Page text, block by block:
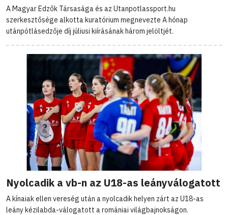
A Magyar Edzők Társasága és az Utanpotlassport.hu
szerkesztősége alkotta kuratórium megnevezte A hónap
utánpótlásedzője díj júliusi kiírásának három jelöltjét.
Nyolcadik a vb-n az U18-as leányválogatott
A kínaiak ellen vereség után a nyolcadik helyen zárt az U18-as
leány kézilabda-válogatott a romániai világbajnokságon.